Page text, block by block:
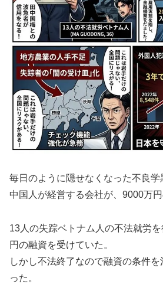
毎日のように隠せなくなった不良学
中国人が経営する会社が、9000万円
13人の失踪ベトナム人の不法就労
円の融資を受けていた。
しかし不法終了なので融資の条件
った。